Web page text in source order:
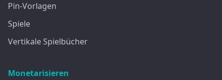
Pin-Vorlagen
Spiele
Vertikale Spielbücher
Monetarisieren